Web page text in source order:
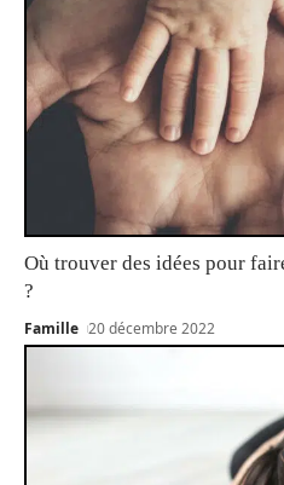
Où trouver des idées pour
?
Famille 20 décembre 2022